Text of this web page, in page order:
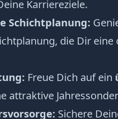
Karriereziele.
Schichtplanung:
die Dir
Freue Dich auf ein
attraktive
Sichere